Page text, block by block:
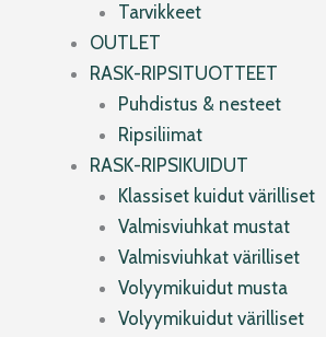
Tarvikkeet
OUTLET
RASK-RIPSITUOTTEET
Puhdistus & nesteet
Ripsiliimat
RASK-RIPSIKUIDUT
Klassiset kuidut värilliset
Valmisviuhkat mustat
Valmisviuhkat värilliset
Volyymikuidut musta
Volyymikuidut värilliset